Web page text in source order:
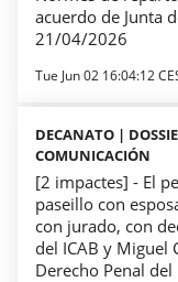
acuerdo de Junta
21/04/2026
Tue Jun 02 16:04:12
DECANATO |
COMUNICACIÓN
[2 impactes] - El
paseillo con
con jurado, con
del ICAB y Miguel
Derecho Penal del